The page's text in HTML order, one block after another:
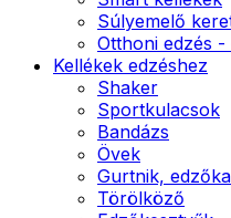
Súlyemelő
Otthoni edzés -
Kellékek edzéshez
Shaker
Sportkulacsok
Bandázs
Övek
Gurtnik,
Törölköző